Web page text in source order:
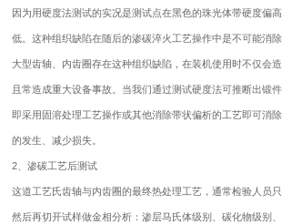
因为用硬度法测试的实况是测试点在黑色的珠光体带硬度偏
低。这种组织缺陷在随后的渗碳淬火工艺操作中是不可能消
大型齿轴、内齿圈存在这种组织缺陷，在装机使用时不仅会
且常造成重大设备事故。当我们通过测试硬度法可推断出锻
即采用固溶处理工艺操作或其他消除带状偏析的工艺即可消
的发生、减少损失。
2、渗碳工艺后测试
这道工艺氏齿轴与内齿圈的最终热处理工艺，通常检验人员
然后再切开试样做金相分析：渗层马氏体级别、碳化物级别